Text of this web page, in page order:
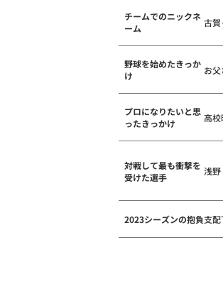
チームでのニックネ
ーム
古賀
野球を始めたきっか
け
お
プロになりたいと思
ったきっかけ
高校
対戦して最も衝撃を
受けた選手
浅野
2023シーズンの抱負支